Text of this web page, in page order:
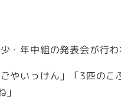
・年中組の発表会が行わ
やいっけん」「3匹のこ